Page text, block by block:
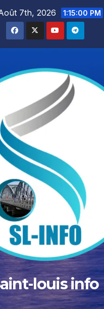
7th, 2026 1:15:02 PM
louis info